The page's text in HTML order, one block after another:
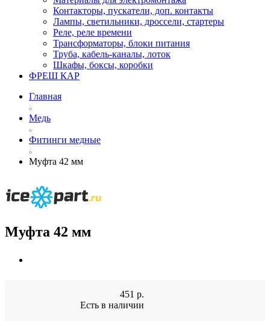
Контакторы, пускатели, доп. контакты
Лампы, светильники, дроссели, стартеры
Реле, реле времени
Трансформаторы, блоки питания
Труба, кабель-каналы, лоток
Шкафы, боксы, коробки
ФРЕШ КАР
Главная
Медь
Фитинги медные
Муфта 42 мм
Муфта 42 мм
451 р.
Есть в наличии